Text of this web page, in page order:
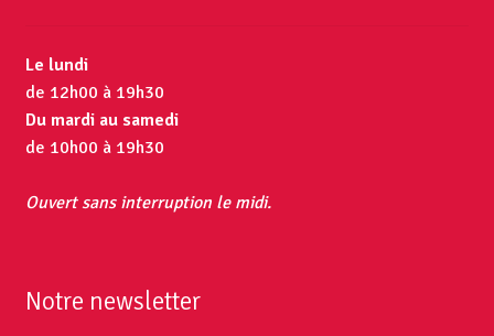
Le lundi
de 12h00 à 19h30
Du mardi au samedi
de 10h00 à 19h30
Ouvert sans interruption le midi.
Notre newsletter